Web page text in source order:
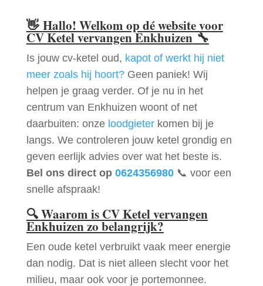
👋 Hallo! Welkom op dé website voor
CV Ketel vervangen Enkhuizen🔧
Is jouw cv-ketel oud, kapot of werkt hij niet
meer zoals hij hoort?Geen paniek! Wij
helpen je graag verder. Of je nu in het
centrum van Enkhuizen woont of net
daarbuiten: onze loodgieterkomen bij je
langs. We controleren jouw ketel grondig en
geven eerlijk advies over wat het beste is.
Bel ons direct op 0624356980📞 voor een
snelle afspraak!
🔍Waarom is CV Ketel vervangen
Enkhuizen zo belangrijk?
Een oude ketel verbruikt vaak meer energie
dan nodig. Dat is niet alleen slecht voor het
milieu, maar ook voor je portemonnee.